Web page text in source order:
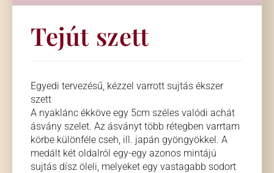
Tejút szett
Egyedi tervezésű, kézzel varrott sujtás ékszer
szett
A nyaklánc ékköve egy 5cm széles valódi achát
ásvány szelet. Az ásványt több rétegben varrtam
körbe különféle cseh, ill. japán gyöngyökkel. A
medált két oldalról egy-egy azonos mintájú
sujtás dísz öleli, melyeket egy vastagabb sodort